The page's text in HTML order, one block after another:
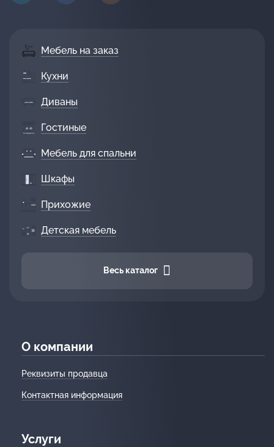
Мебель на заказ
Кухни
Диваны
Гостиные
Мебель для спальни
Шкафы
Прихожие
Детская мебель
Весь каталог
О компании
Реквизиты продавца
Контактная информация
Услуги